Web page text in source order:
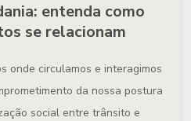
entenda como
se relacionam
onde circulamos e interagimos
da nossa postura
social entre trânsito e